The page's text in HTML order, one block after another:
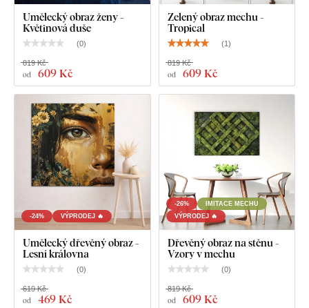
Umělecký obraz ženy -
Květinová duše
(0)
od 609 Kč
819 Kč
Zelený obraz mechu -
Tropical
(1)
od 609 Kč
819 Kč
-24% VÝPRODEJ 🔥
Umělecký dřevěný obraz -
Lesní královna
(0)
od 469 Kč
619 Kč
-26%
IMITACE MECHU
VÝPRODEJ 🔥
Dřevěný obraz na stěnu -
Vzory v mechu
(0)
od 609 Kč
819 Kč